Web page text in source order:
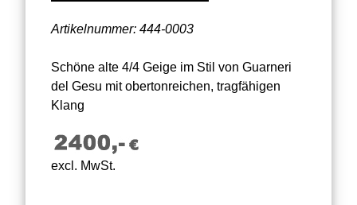
Artikelnummer: 444-0003
Schöne alte 4/4 Geige im Stil von Guarneri
del Gesu mit obertonreichen, tragfähigen
Klang
excl. MwSt.